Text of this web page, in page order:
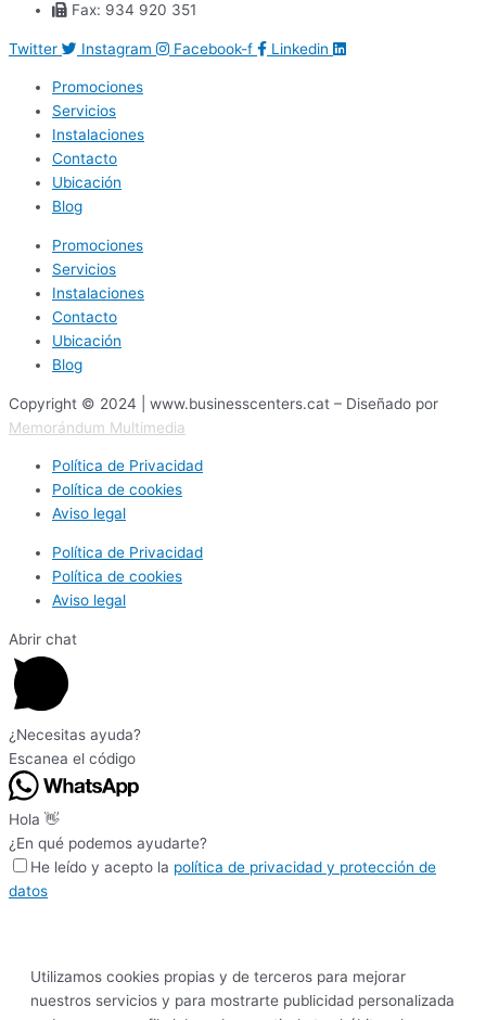
Fax: 934 920 351
Twitter Instagram Facebook-f Linkedin
Promociones
Servicios
Instalaciones
Contacto
Ubicación
Blog
Promociones
Servicios
Instalaciones
Contacto
Ubicación
Blog
Copyright © 2024 | www.businesscenters.cat – Diseñado por
Memorándum Multimedia
Política de Privacidad
Política de cookies
Aviso legal
Política de Privacidad
Política de cookies
Aviso legal
Abrir chat
¿Necesitas ayuda?
Escanea el código
Hola 👋
¿En qué podemos ayudarte?
He leído y acepto la política de privacidad y protección de
datos
Utilizamos cookies propias y de terceros para mejorar
nuestros servicios y para mostrarte publicidad personalizada